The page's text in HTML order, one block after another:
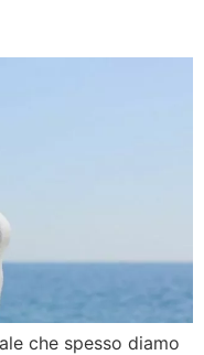
che spesso diamo